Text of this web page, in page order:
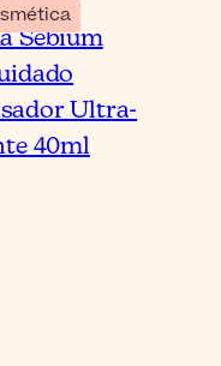
Sébium
Ultra-
40ml